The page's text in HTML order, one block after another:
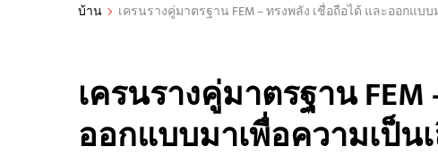
บ้าน เครนรางคู่มาตรฐาน FEM – ทรงพลัง เชื่อถือได้ และออกแบ
เครนรางคู่มาตรฐาน
ออกแบบมาเพื่อความเป็น